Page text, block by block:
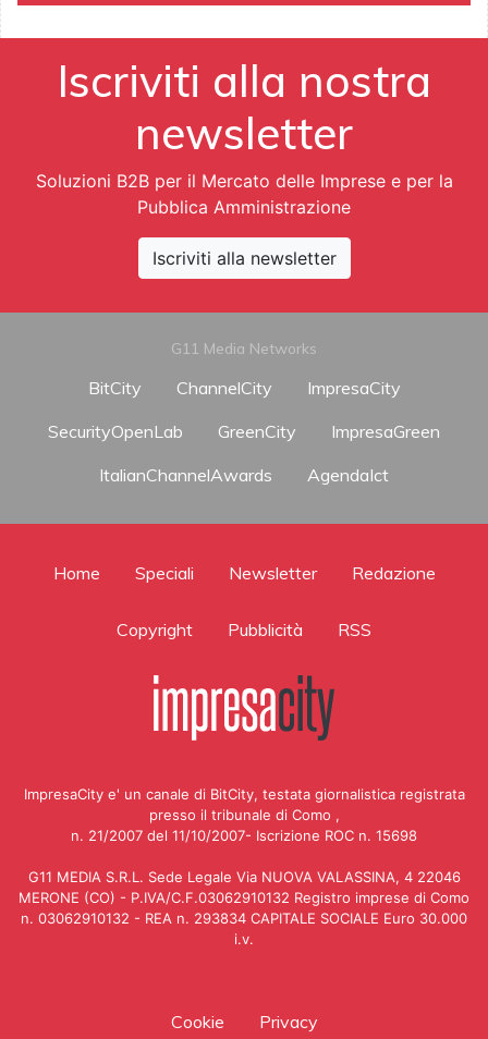
Iscriviti alla nostra
newsletter
Soluzioni B2B per il Mercato delle Imprese e per la
Pubblica Amministrazione
Iscriviti alla newsletter
G11 Media Networks
BitCity ChannelCity
ImpresaCity
SecurityOpenLab
GreenCity
ImpresaGreen
ItalianChannelAwards
AgendaIct
Home Speciali Newsletter Redazione
Copyright Pubblicità RSS
ImpresaCity e' un canale di BitCity, testata giornalistica registrata
presso il tribunale di Como ,
n. 21/2007 del 11/10/2007- Iscrizione ROC n. 15698
G11 MEDIA S.R.L. Sede Legale Via NUOVA VALASSINA, 4 22046
MERONE (CO) - P.IVA/C.F.03062910132 Registro imprese di Como
n. 03062910132 - REA n. 293834 CAPITALE SOCIALE Euro 30.000
i.v.
Cookie Privacy